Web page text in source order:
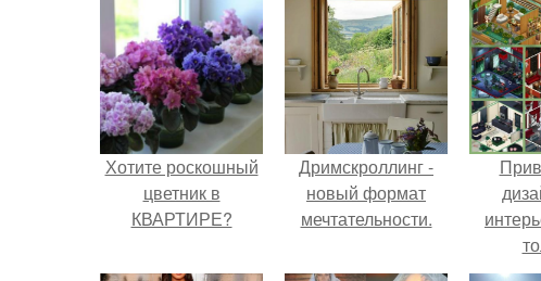
Хотите роскошный
цветник в
КВАРТИРЕ?
Дримскроллинг -
новый формат
мечтательности.